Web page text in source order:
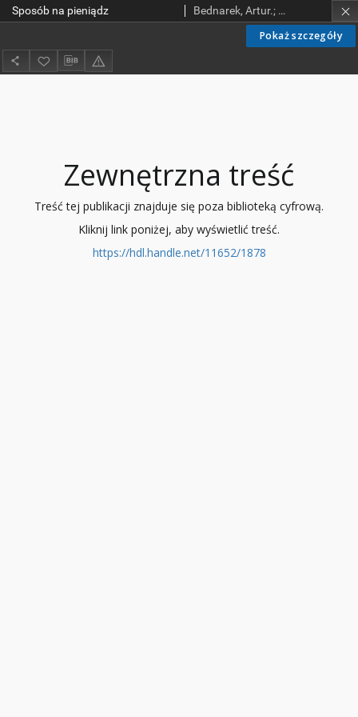
Pokaż szczegóły
Sposób na pieniądz Bednarek, Artur.; Boczkowska, Katarzyna.; Chybalski, Filip.; Dubla, Marcin; Dziubecki, Mariusz; Kobus, Iwona.; Lefik, Marcin; Łukasik, Joanna; Marcinkiewicz, Edyta; Matuszewska, Aleksandra; Niziołek, Konrad; Rogalska, Katarzyna; Romek, Dorota; Staniec, Iwona.; Stanisławski, Robert; Wielicka Antczak, Małgorzata; Witkowska, Dorota; Zakrzewska - Bielawska, Agnieszka
Zewnętrzna treść
Treść tej publikacji znajduje się poza biblioteką cyfrową.
Kliknij link poniżej, aby wyświetlić treść.
https://hdl.handle.net/11652/1878